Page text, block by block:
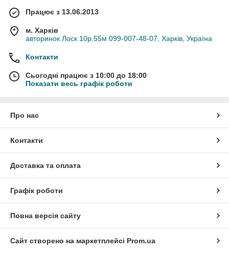
Працює з 13.06.2013
м. Харків
авторинок Лоск 10р.55м 099-007-48-07, Харків, Україна
Контакти
Сьогодні працює з 10:00 до 18:00
Показати весь графік роботи
Про нас
Контакти
Доставка та оплата
Графік роботи
Повна версія сайту
Сайт створено на маркетплейсі Prom.ua